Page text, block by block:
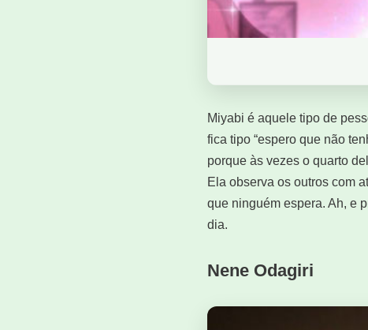
Miyabi é aquele tipo de
fica tipo “espero que não
porque às vezes o quarto
Ela observa os outros com
que ninguém espera. Ah, e
dia.
Nene Odagiri